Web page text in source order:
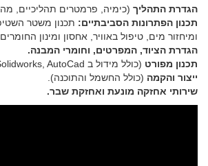
הגדרת התהליך (כימיה, פרמטרים תהליכיים,
תכנון הפתרונות הסביבתיים: תכנון משטר
ומיחזור מים, טיפול באוויר, אחסון ומינון
הגדרת הציוד, המפרטים, וחומרי המבנה.
תכנון מפורט (כולל מידול ב Solidworks, AutoCad).
ייצור והקמה (כולל החשמל והתוכנה).
שירותי אחזקה מונעת ואחזקת שבר.